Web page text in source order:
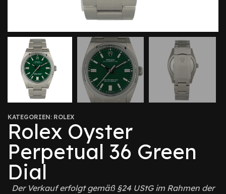
KATEGORIEN: ROLEX
Rolex Oyster
Perpetual 36 Green
Dial
Der Verkauf erfolgt gemäß §24 UStG im Rahmen der